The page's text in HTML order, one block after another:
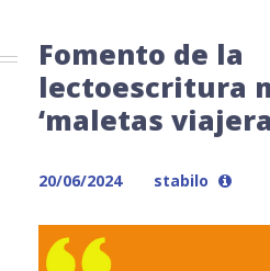
Fomento de la
lectoescritura
‘maletas
20/06/2024 stabilo